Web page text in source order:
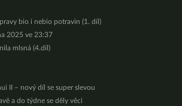
bio i nebio potravin (1. díl)
2025 ve 23:37
mlsná (4.díl)
II – nový díl se super slevou
a do týdne se děly věci